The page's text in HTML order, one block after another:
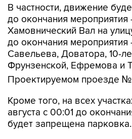
В частности, движение
до окончания
Хамовнический Вал на
до окончания мероприятия
Савельева, Доватора, 10-
Фрунзенской, Ефремова и
Проектируемом проезде
Кроме того, на всех
августа с 00:01 до
будет запрещена парковка.